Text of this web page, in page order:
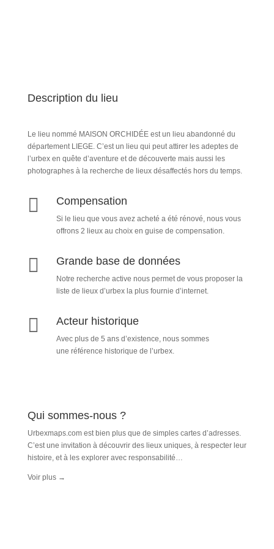
Description du lieu
Le lieu nommé MAISON ORCHIDÉE est un lieu abandonné du
département LIEGE. C’est un lieu qui peut attirer les adeptes de
l’urbex en quête d’aventure et de découverte mais aussi les
photographes à la recherche de lieux désaffectés hors du temps.
 Compensation
Si le lieu que vous avez acheté a été rénové, nous vous
offrons 2 lieux au choix en guise de compensation.
 Grande base de données
Notre recherche active nous permet de vous proposer la
liste de lieux d’urbexla plus fournie d’internet.
 Acteur historique
Avec plus de 5 ans d’existence, nous sommes
une référence historique de l’urbex.
Qui sommes-nous ?
Urbexmaps.com est bien plus que de simples cartes d’adresses.
C’est une invitation à découvrir des lieux uniques, à respecter leur
histoire, et à les explorer avec responsabilité…
Voir plus →